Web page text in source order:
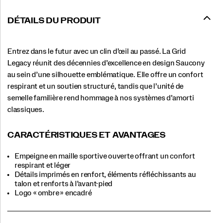
DÉTAILS DU PRODUIT
Entrez dans le futur avec un clin d’œil au passé. La Grid
Legacy réunit des décennies d’excellence en design Saucony
au sein d’une silhouette emblématique. Elle offre un confort
respirant et un soutien structuré, tandis que l’unité de
semelle familière rend hommage à nos systèmes d’amorti
classiques.
CARACTÉRISTIQUES ET AVANTAGES
Empeigne en maille sportive ouverte offrant un confort
respirant et léger
Détails imprimés en renfort, éléments réfléchissants au
talon et renforts à l’avant-pied
Logo « ombre » encadré